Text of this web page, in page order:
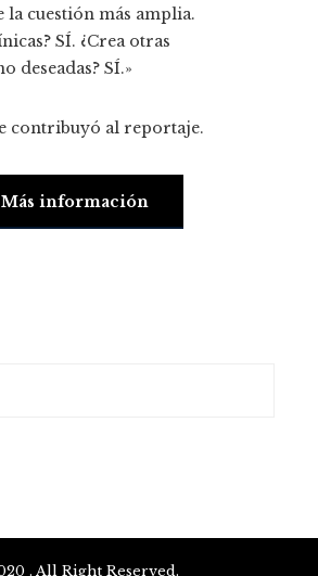
la cuestión más amplia.
SÍ. ¿Crea otras
deseadas? SÍ.»
contribuyó al reportaje.
Más información
. All Right Reserved.